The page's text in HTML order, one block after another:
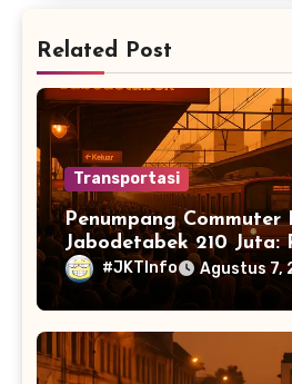
Related Post
Transportasi
Penumpang Commuter
Jabodetabek 210 Juta:
Warga Jabodetabek
#JKTInfo Agustus 7,